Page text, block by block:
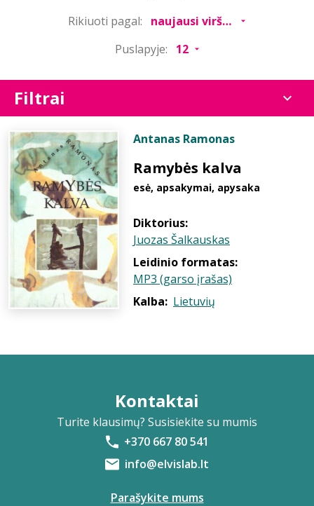
Rikiuoti pagal:
Puslapyje:
Filtrai
Antanas Ramonas
Ramybės kalva
esė, apsakymai, apysaka
Diktorius:
Juozas Šalkauskas
Leidinio formatas:
MP3 (garso įrašas)
Kalba: Lietuvių
Kontaktai
Turite klausimų? Susisiekite su mumis
+370 667 80 541
info@elvislab.lt
Parašykite mums